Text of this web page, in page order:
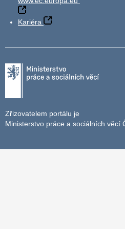
Kariéra
Zřizovatelem portálu je
Ministerstvo práce a sociálních věcí